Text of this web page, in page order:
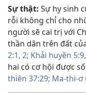
Sự thật: Sự hy sinh
rỗi không chỉ cho
người sẽ cai trị với
thần dân trên đất
2:1, 2; Khải huyền
hai có cơ hội được
thiên 37:29; Ma-thi-ơ